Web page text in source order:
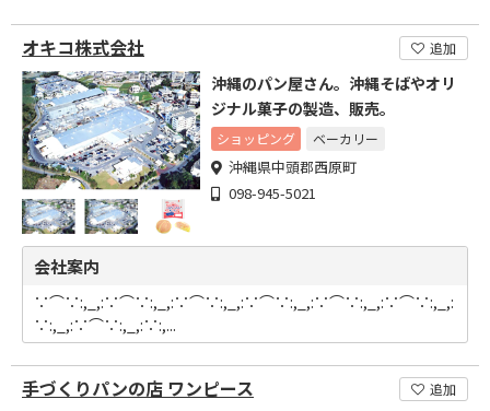
オキコ株式会社 追加
沖縄のパン屋さん。沖縄そばやオリ
ジナル菓子の製造、販売。
ショッピング ベーカリー
沖縄県中頭郡西原町
098-945-5021
会社案内
∵⌒∵:,_,:∵⌒∵:,_,:∵⌒∵:,_,:∵⌒∵:,_,:∵⌒∵:,_,:∵⌒∵:,_,:
∵:,_,:∵⌒∵:,_,:∵:,...
手づくりパンの店 ワンピース 追加